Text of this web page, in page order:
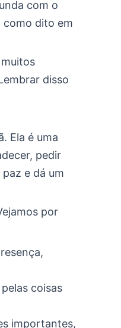
com o
como dito em
disso
Ela é uma
pedir
e dá um
por
coisas
importantes,